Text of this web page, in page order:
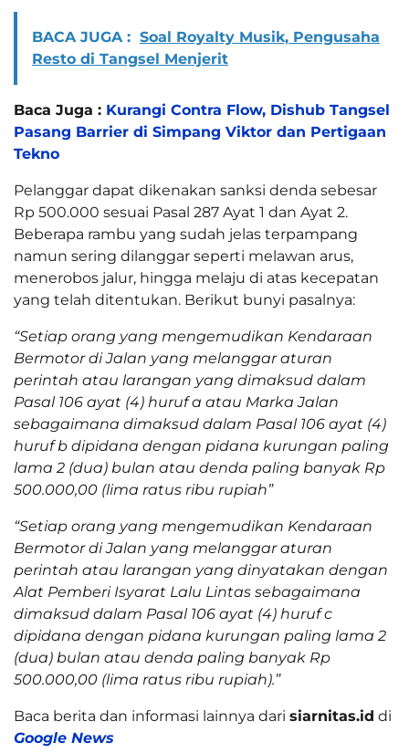
BACA JUGA : Soal Royalty Musik, Pengusaha
Resto di Tangsel Menjerit
Baca Juga : Kurangi Contra Flow, Dishub Tangsel
Pasang Barrier di Simpang Viktor dan Pertigaan
Tekno
Pelanggar dapat dikenakan sanksi denda sebesar
Rp 500.000 sesuai Pasal 287 Ayat 1 dan Ayat 2.
Beberapa rambu yang sudah jelas terpampang
namun sering dilanggar seperti melawan arus,
menerobos jalur, hingga melaju di atas kecepatan
yang telah ditentukan. Berikut bunyi pasalnya:
“Setiap orang yang mengemudikan Kendaraan
Bermotor di Jalan yang melanggar aturan
perintah atau larangan yang dimaksud dalam
Pasal 106 ayat (4) huruf a atau Marka Jalan
sebagaimana dimaksud dalam Pasal 106 ayat (4)
huruf b dipidana dengan pidana kurungan paling
lama 2 (dua) bulan atau denda paling banyak Rp
500.000,00 (lima ratus ribu rupiah”
“Setiap orang yang mengemudikan Kendaraan
Bermotor di Jalan yang melanggar aturan
perintah atau larangan yang dinyatakan dengan
Alat Pemberi Isyarat Lalu Lintas sebagaimana
dimaksud dalam Pasal 106 ayat (4) huruf c
dipidana dengan pidana kurungan paling lama 2
(dua) bulan atau denda paling banyak Rp
500.000,00 (lima ratus ribu rupiah).”
Baca berita dan informasi lainnya dari siarnitas.id di
Google News